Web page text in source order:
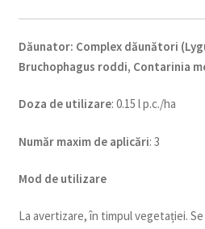
Dăunator: Complex dăunători
Bruchophagus roddi, Contarinia
Doza de utilizare: 0.15 l p.c./ha
Număr maxim de aplicări: 3
Mod de utilizare
La avertizare, în timpul vegetației.